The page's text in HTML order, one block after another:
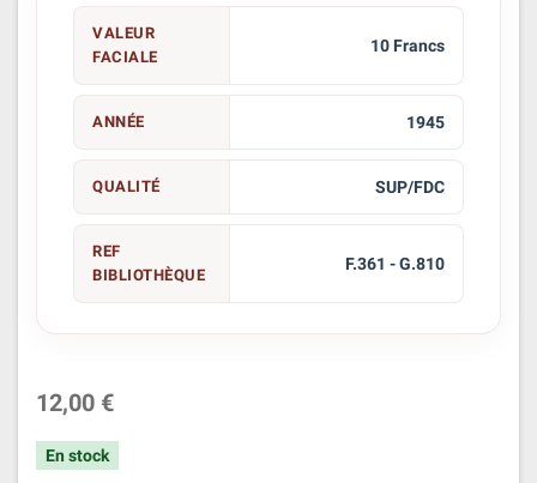
VALEUR
FACIALE
10 Francs
ANNÉE 1945
QUALITÉ SUP/FDC
REF
BIBLIOTHÈQUE
F.361 - G.810
12,00 €
En stock